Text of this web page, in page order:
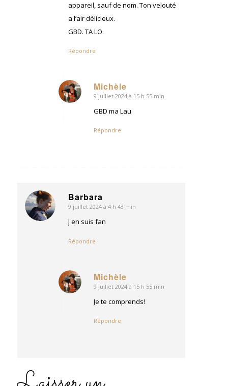
appareil, sauf de nom. Ton velouté
a l’air délicieux.
GBD. TA LO.
Répondre
Michèle
dit
9 juillet 2024 à 15 h 55 min
GBD ma Lau
Répondre
Barbara
dit
:
9 juillet 2024 à 4 h 43 min
J en suis fan
Répondre
Michèle
dit
9 juillet 2024 à 15 h 55 min
Je te comprends!
Répondre